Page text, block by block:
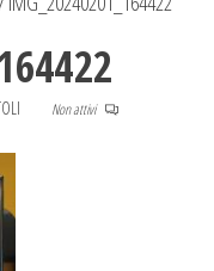
Non attivi